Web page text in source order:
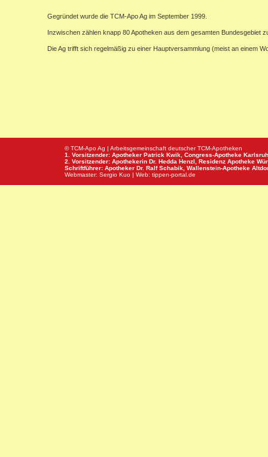
Gegründet wurde die TCM-Apo Ag im September 1999.
Inzwischen zählen knapp 80 Apotheken aus dem gesamten Bundesgebiet
Die Ag trifft sich regelmäßig zu einer Hauptversammlung (meist an einem
© TCM-Apo Ag | Arbeitsgemeinschaft deutscher TCM-Apotheken
1. Vorsitzender: Apotheker Patrick Kwik, Congress-Apotheke
2. Vorsitzender: Apothekerin Dr. Hedda Henzl, Residenz Apotheke
Schriftführer: Apotheker Dr. Ralf Schabik, Wallenstein-Apotheke
Webmaster: Sergio Kuo | Web: tippen-portal.de